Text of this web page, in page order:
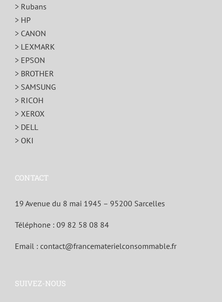
> Rubans
> HP
> CANON
> LEXMARK
> EPSON
> BROTHER
> SAMSUNG
> RICOH
> XEROX
> DELL
> OKI
CONTACT
19 Avenue du 8 mai 1945 – 95200 Sarcelles
Téléphone : 09 82 58 08 84
Email : contact@francematerielconsommable.fr
SUIVEZ-NOUS